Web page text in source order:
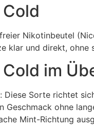
Nikotinbeutel
klar und direkt,
im
Diese Sorte richtet
ohne
Mint-Richtung